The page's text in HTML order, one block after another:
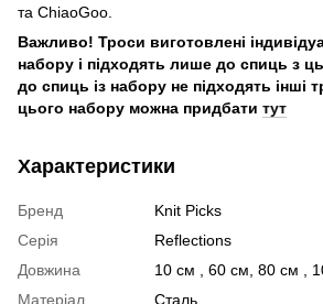
та ChiaoGoo.
Важливо! Троси виготовлені
набору і підходять лише до спиць з
до спиць із набору не підходять інші
цього набору можна придбати тут
Характеристики
Бренд
Knit Picks
Серія
Reflections
Довжина
10 см , 60 см, 80 см ,
Матеріал
Сталь